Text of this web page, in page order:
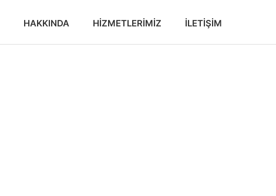
HAKKINDA HIZMETLERIMIZ İLETIŞIM